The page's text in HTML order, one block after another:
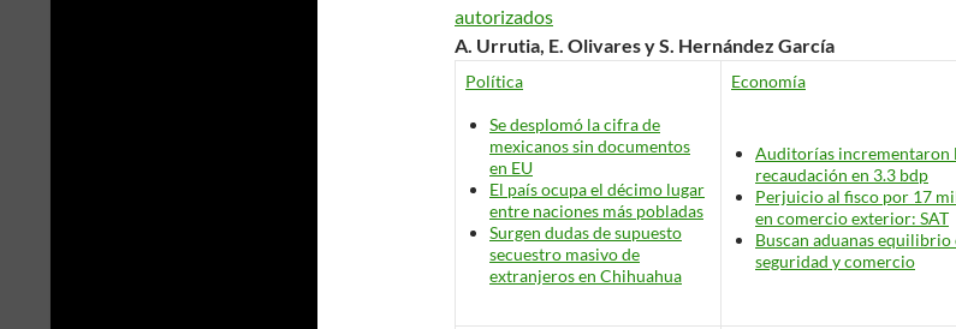
autorizados
A. Urrutia, E. Olivares y S. Hernández García
Política
Se desplomó la cifra de
mexicanos sin documentos
en EU
El país ocupa el décimo lugar
entre naciones más pobladas
Surgen dudas de supuesto
secuestro masivo de
extranjeros en Chihuahua
Economía
Auditorías incrementaron
recaudación en 3.3 bdp
Perjuicio al fisco por 17
en comercio exterior: SAT
Buscan aduanas equilibrio
seguridad y comercio